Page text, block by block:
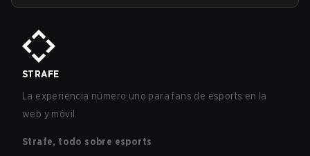
STRAFE
La experiencia número uno para fans de esports en la
web y móvil.
Strafe, todo sobre esports